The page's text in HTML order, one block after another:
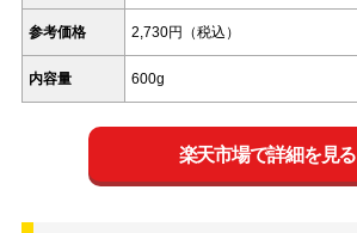
参考価格 2,730円（税込）
内容量 600g
楽天市場で詳細を見る